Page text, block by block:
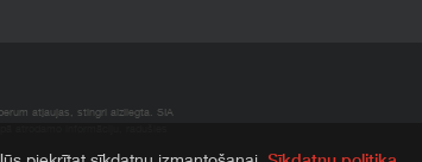
atļaujas, stingri aizliegta. SIA